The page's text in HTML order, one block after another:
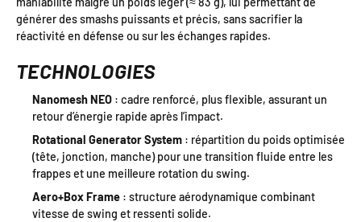
générer des smashs puissants et précis, sans sacrifier la
réactivité en défense ou sur les échanges rapides.
TECHNOLOGIES
Nanomesh NEO : cadre renforcé, plus flexible, assurant un
retour d’énergie rapide après l’impact.
Rotational Generator System : répartition du poids optimisée
(tête, jonction, manche) pour une transition fluide entre les
frappes et une meilleure rotation du swing.
Aero+Box Frame : structure aérodynamique combinant
vitesse de swing et ressenti solide.